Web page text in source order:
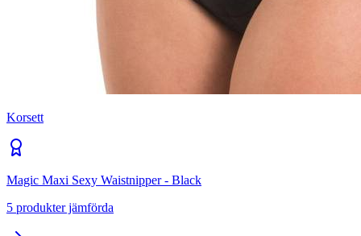
Korsett
Magic Maxi Sexy Waistnipper - Black
5 produkter jämförda